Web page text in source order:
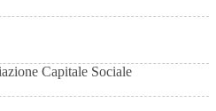
Capitale Sociale